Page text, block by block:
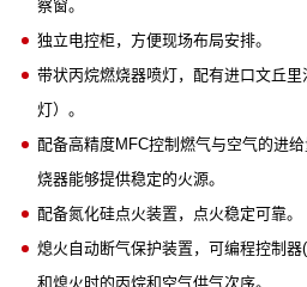
察窗。
独立电控柜，方便现场布局安排。
带状丙烷燃烧器喷灯，配有进口文丘
灯）。
配备高精度MFC控制燃气与空气的进
烧器能够提供稳定的火源。
配备氮化硅点火装置，点火稳定可靠。
熄火自动断气保护装置，可编程控制
和熄火时的丙烷和空气供气次序。